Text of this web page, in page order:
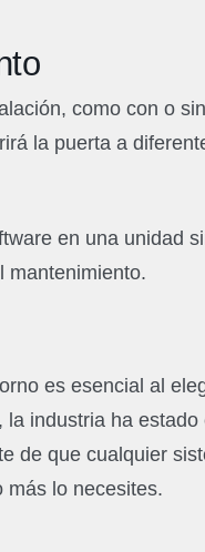
como con o
la puerta a
en una unidad
mantenimiento.
es esencial al
industria ha estado
de que cualquier
más lo necesites.